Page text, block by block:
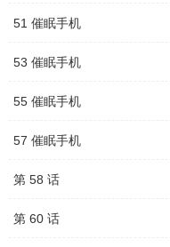
51 催眠手机
53 催眠手机
55 催眠手机
57 催眠手机
第 58 话
第 60 话